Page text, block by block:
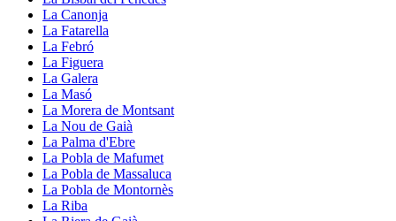
La Canonja
La Fatarella
La Febró
La Figuera
La Galera
La Masó
La Morera de Montsant
La Nou de Gaià
La Palma d'Ebre
La Pobla de Mafumet
La Pobla de Massaluca
La Pobla de Montornès
La Riba